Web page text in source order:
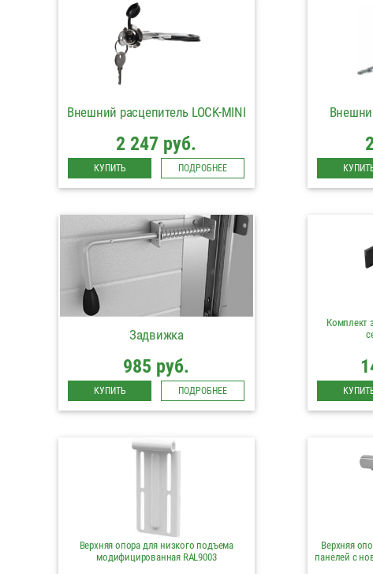
Внешний расцепитель LOCK-MINI
2 247 руб.
КУПИТЬ ПОДРОБНЕЕ
Задвижка
985 руб.
КУПИТЬ ПОДРОБНЕЕ
Комплект
Верхняя опора для низкого подъема
модифицированная RAL9003
Верхняя
панелей с